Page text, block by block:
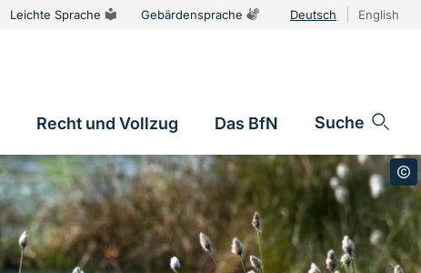
Leichte Sprache Gebärdensprache Deutsch English
Recht und Vollzug Das BfN Suche